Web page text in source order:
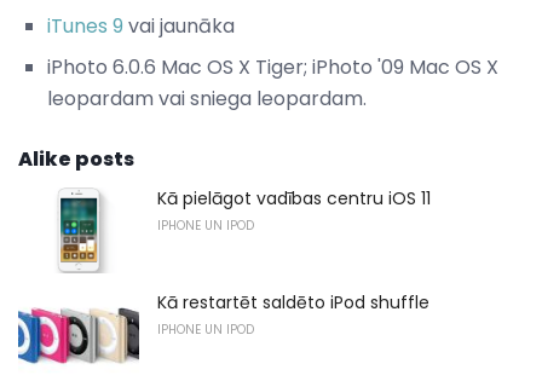
iTunes 9 vai jaunāka
iPhoto 6.0.6 Mac OS X Tiger; iPhoto '09 Mac OS X
leopardam vai sniega leopardam.
Alike posts
Kā pielāgot vadības centru iOS 11
IPHONE UN IPOD
Kā restartēt saldēto iPod shuffle
IPHONE UN IPOD